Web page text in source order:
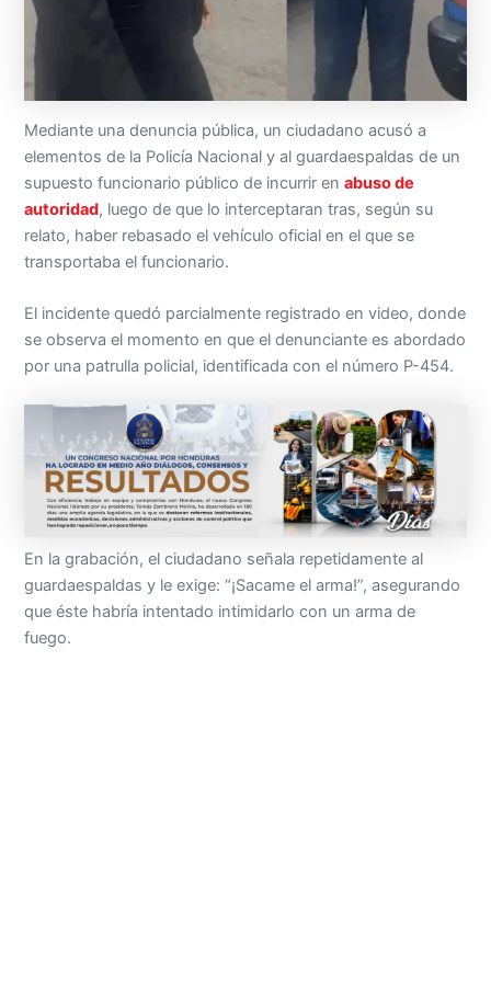
Mediante una denuncia pública, un ciudadano acusó a
elementos de la Policía Nacional y al guardaespaldas de un
supuesto funcionario público de incurrir enabuso de
autoridad, luego de que lo interceptaran tras, según su
relato, haber rebasado el vehículo oficial en el que se
transportaba el funcionario.
El incidente quedó parcialmente registrado en video, donde
se observa el momento en que el denunciante es abordado
por una patrulla policial, identificada con el número P-454.
En la grabación, el ciudadano señala repetidamente al
guardaespaldas y le exige: “¡Sacame el arma!”, asegurando
que éste habría intentado intimidarlo con un arma de
fuego.